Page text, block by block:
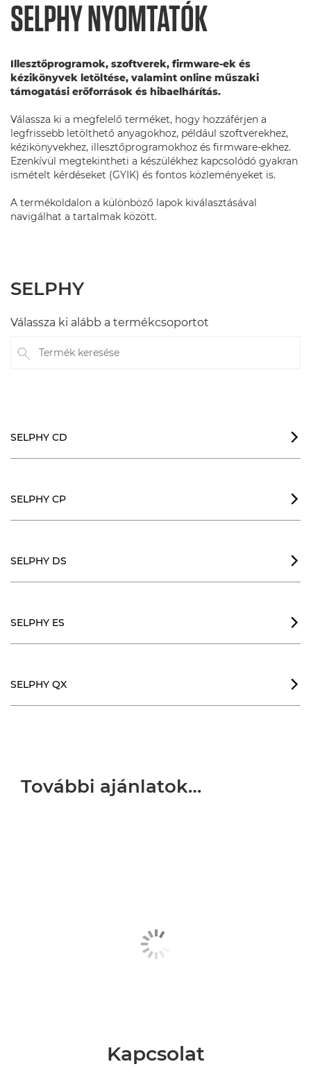
SELPHY NYOMTATÓK
Illesztőprogramok, szoftverek, firmware-ek és
kézikönyvek letöltése, valamint online műszaki
támogatási erőforrások és hibaelhárítás.
Válassza ki a megfelelő terméket, hogy hozzáférjen a
legfrissebb letölthető anyagokhoz, például szoftverekhez,
kézikönyvekhez, illesztőprogramokhoz és firmware-ekhez.
Ezenkívül megtekintheti a készülékhez kapcsolódó gyakran
ismételt kérdéseket (GYIK) és fontos közleményeket is.
A termékoldalon a különböző lapok kiválasztásával
navigálhat a tartalmak között.
SELPHY
Válassza ki alább a termékcsoportot
Termék keresése
SELPHY CD 
SELPHY CP 
SELPHY DS 
SELPHY ES 
SELPHY QX 
További ajánlatok…
Kapcsolat